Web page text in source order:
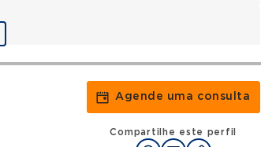
Agende uma consulta
Compartilhe este perfil